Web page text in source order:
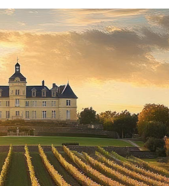
grosser Terroirweine
Heute übernimmt mit Edouard
Er leitet mehrere der
mit seinem Vater die
Châteaux des rechten
Hosanna und Bélair-Monange.
Jean-Pierre Moueix den
und zählen damit zu
Weinhandels. Trotz ihrer
unverändert geblieben: Grosse
Qualität bei Moueix mit einer